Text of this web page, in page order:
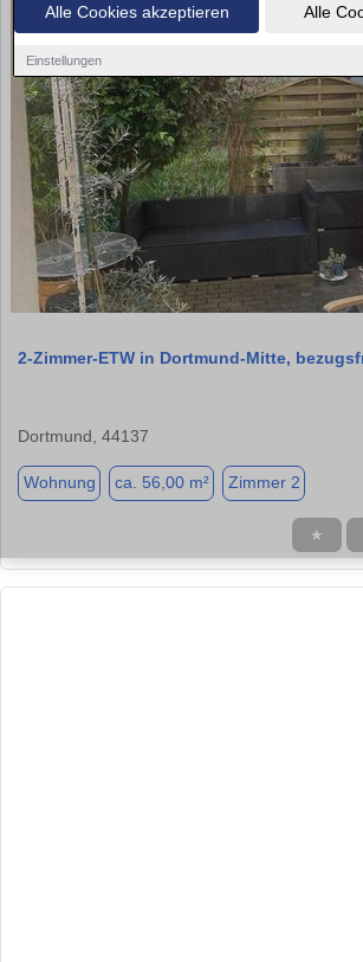
Alle Cookies akzeptieren Alle
Einstellungen
2-Zimmer-ETW in Dortmund-Mitte,
Dortmund, 44137
Wohnung ca. 56,00 m² Zimmer 2
★